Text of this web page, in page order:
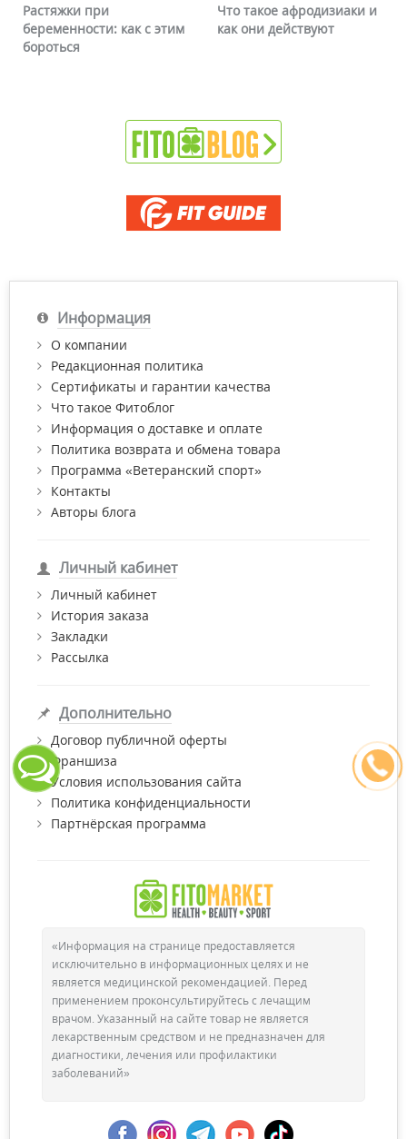
Что такое афродизиаки и
как они действуют
Почему краснеет лицо и
можно ли это убрать
Информация
О компании
Редакционная политика
Сертификаты и гарантии качества
Что такое Фитоблог
Информация о доставке и оплате
Политика возврата и обмена товара
Программа «Ветеранский спорт»
Контакты
Авторы блога
Личный кабинет
Личный кабинет
История заказа
Закладки
Рассылка
Дополнительно
Договор публичной оферты
Франшиза
Условия использования сайта
Политика конфиденциальности
Партнёрская программа
«Информация на странице предоставляется
исключительно в информационных целях и не
является медицинской рекомендацией. Перед
применением проконсультируйтесь с лечащим
врачом. Указанный на сайте товар не является
лекарственным средством и не предназначен для
диагностики, лечения или профилактики
заболеваний»